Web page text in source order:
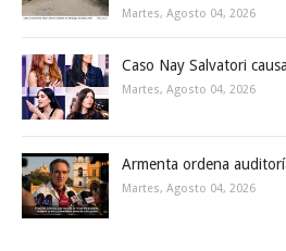
Martes, Agosto 04, 2026
Caso Nay Salvatori
Martes, Agosto 04, 2026
Armenta ordena
Martes, Agosto 04, 2026